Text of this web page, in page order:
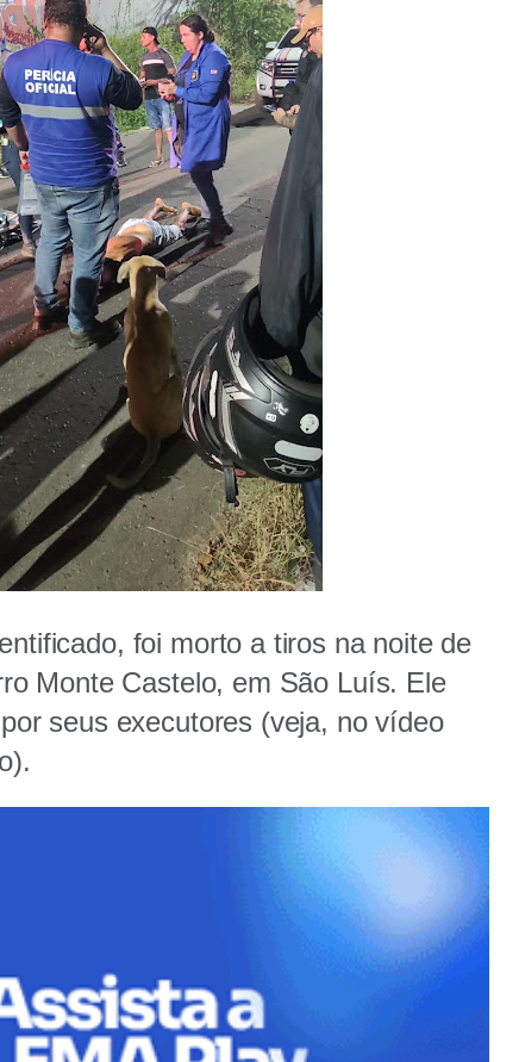
foi morto a tiros na noite de
Monte Castelo, em São Luís. Ele
seus executores (veja, no vídeo